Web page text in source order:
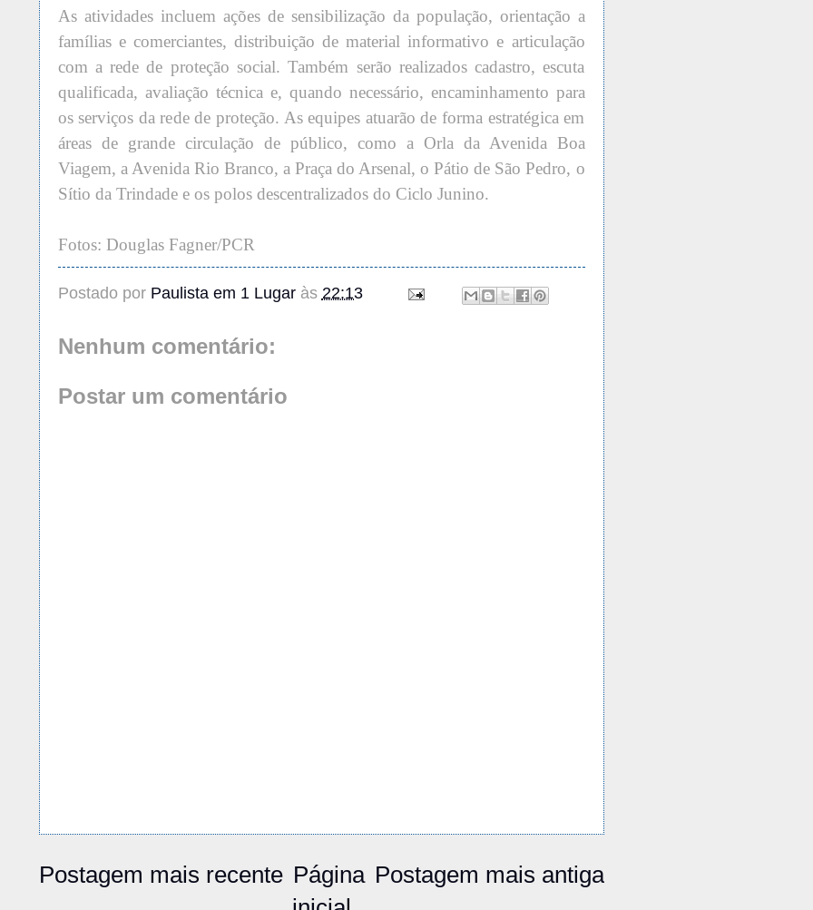
As atividades incluem ações de sensibilização da população, orientação a
famílias e comerciantes, distribuição de material informativo e articulação
com a rede de proteção social. Também serão realizados cadastro, escuta
qualificada, avaliação técnica e, quando necessário, encaminhamento para
os serviços da rede de proteção. As equipes atuarão de forma estratégica em
áreas de grande circulação de público, como a Orla da Avenida Boa
Viagem, a Avenida Rio Branco, a Praça do Arsenal, o Pátio de São Pedro, o
Sítio da Trindade e os polos descentralizados do Ciclo Junino.
Fotos: Douglas Fagner/PCR
Postado por Paulista em 1 Lugar às 22:13
Nenhum comentário:
Postar um comentário
Postagem mais recente Postagem mais antiga
Página